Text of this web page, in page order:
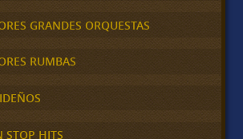
GRANDES ORQUESTAS
RUMBAS
STOP HITS